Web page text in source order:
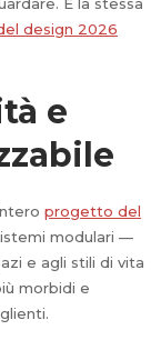
design 2026
e
progetto del
modulari —
e agli stili di vita
morbidi e